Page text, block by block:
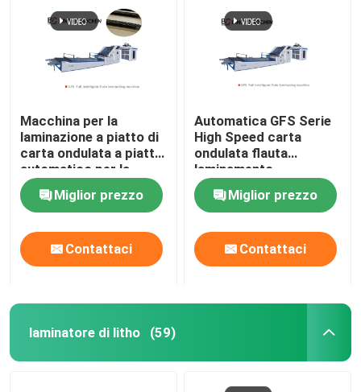
Macchina per la
laminazione a piatto di
carta ondulata a piatto
automatico per la
fabbricazione di
scatole di cartone
Miglior prezzo
Contattaci
Automatica GFS Serie
High Speed carta
ondulata flauta
laminamento
sovrapposizione
laminatore macchina
Miglior prezzo
Contattaci
laminatore di litho (59)